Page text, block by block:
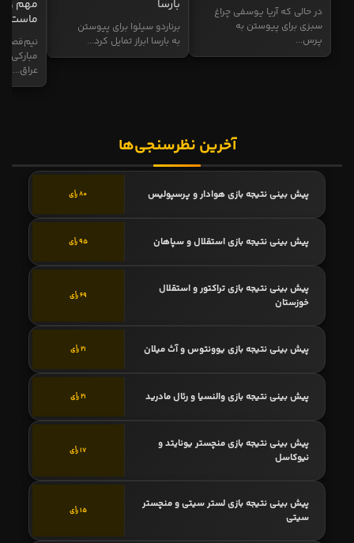
در حالی که آریا یوسفی چراغ
سبزی برای پیوستن به
پرس...
بارسا
برناردو سیلوا برای پیوستن
به بارسا ابراز تمایل کرد...
مهم و
ماست
نیم‌فصل
مبارکی
عراق...
آخرین نظرسنجی‌ها
پیش بینی نتیجه بازی هوادار و پرسپولیس 80 رأی
پیش بینی نتیجه بازی استقلال و سپاهان 95 رأی
پیش بینی نتیجه بازی تراکتور و استقلال
خوزستان
69 رأی
پیش بینی نتیجه بازی یوونتوس و آث میلان 21 رأی
پیش بینی نتیجه بازی والنسیا و رئال مادرید 21 رأی
پیش بینی نتیجه بازی منچستر یونایتد و
نیوکاسل
17 رأی
پیش بینی نتیجه بازی لستر سیتی و منچستر
سیتی
15 رأی